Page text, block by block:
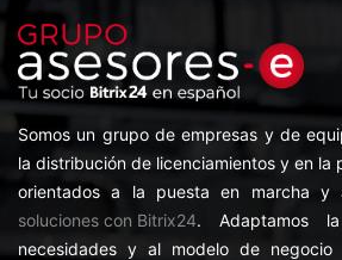
Somos un grupo de empresas y de
la distribución de licenciamientos y en la
orientados a la puesta en marcha y
soluciones con Bitrix24. Adaptamos
necesidades y al modelo de negocio